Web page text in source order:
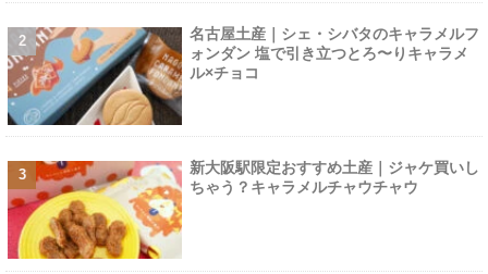
名古屋土産｜シェ・シバタのキャラメルフ
ォンダン 塩で引き立つとろ〜りキャラメ
ル×チョコ
新大阪駅限定おすすめ土産｜ジャケ買いし
ちゃう？キャラメルチャウチャウ